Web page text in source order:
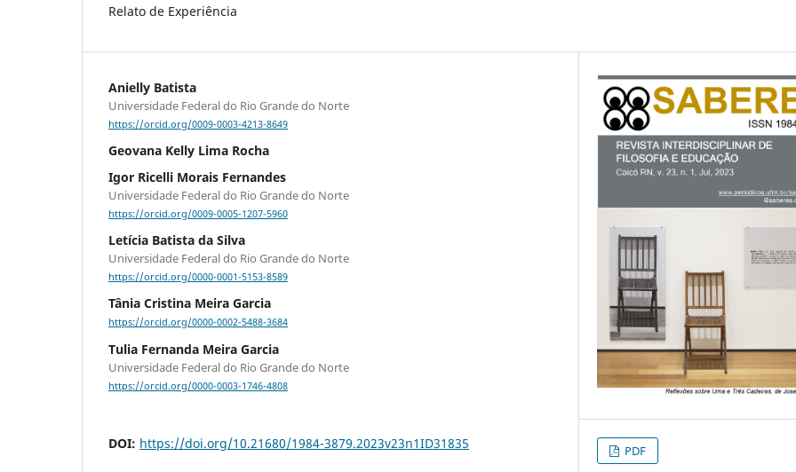
Relato de Experiência
Anielly Batista
Universidade Federal do Rio Grande do Norte
https://orcid.org/0009-0003-4213-8649
Geovana Kelly Lima Rocha
Igor Ricelli Morais Fernandes
Universidade Federal do Rio Grande do Norte
https://orcid.org/0009-0005-1207-5960
Letícia Batista da Silva
Universidade Federal do Rio Grande do Norte
https://orcid.org/0000-0001-5153-8589
Tânia Cristina Meira Garcia
https://orcid.org/0000-0002-5488-3684
Tulia Fernanda Meira Garcia
Universidade Federal do Rio Grande do Norte
https://orcid.org/0000-0003-1746-4808
DOI: https://doi.org/10.21680/1984-3879.2023v23n1ID31835 PDF